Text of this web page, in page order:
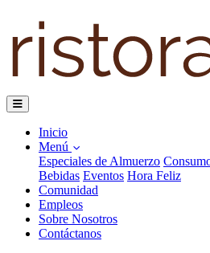
Inicio
Menú
Especiales de Almuerzo
Bebidas Eventos Hora Feliz
Comunidad
Empleos
Sobre Nosotros
Contáctanos